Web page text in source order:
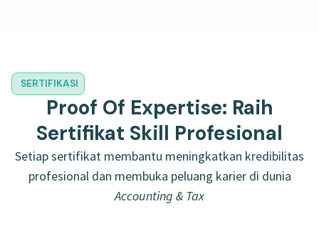
SERTIFIKASI
Proof Of Expertise: Raih
Sertifikat Skill Profesional
Setiap sertifikat membantu meningkatkan kredibilitas
profesional dan membuka peluang karier di dunia
Accounting & Tax